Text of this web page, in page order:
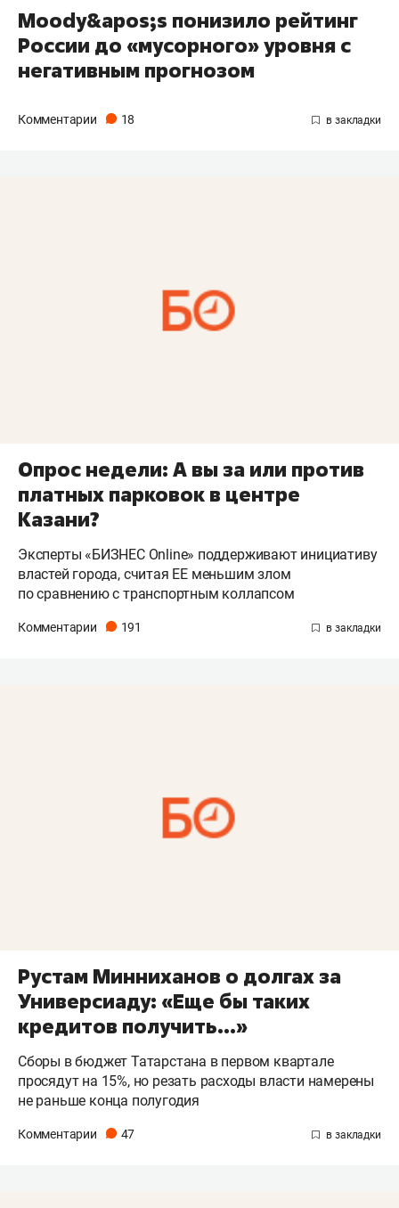
Moody&apos;s понизило рейтинг
России до «мусорного» уровня с
негативным прогнозом
Комментарии 18
Опрос недели: А вы за или против
платных парковок в центре
Казани?
Эксперты «БИЗНЕС Online» поддерживают инициативу
властей города, считая ЕЕ меньшим злом
по сравнению с транспортным коллапсом
Комментарии 191
Рустам Минниханов о долгах за
Универсиаду: «Еще бы таких
кредитов получить...»
Сборы в бюджет Татарстана в первом квартале
просядут на 15%, но резать расходы власти намерены
не раньше конца полугодия
Комментарии 47